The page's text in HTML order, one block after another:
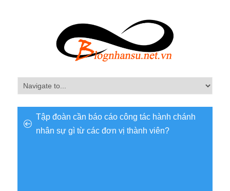
Tập đoàn cần báo cáo công tác hành chánh
nhân sự gì từ các đơn vị thành viên?